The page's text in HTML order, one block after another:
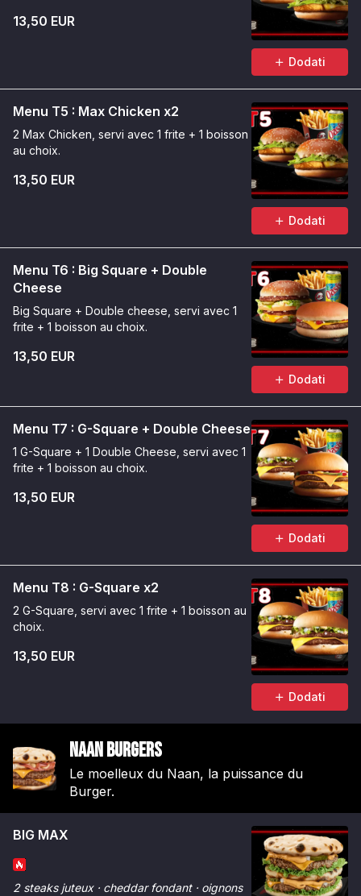
13,50 EUR
Dodati
Menu T5 : Max Chicken x2
2 Max Chicken, servi avec 1 frite + 1 boisson
au choix.
13,50 EUR
Dodati
Menu T6 : Big Square + Double
Cheese
Big Square + Double cheese, servi avec 1
frite + 1 boisson au choix.
13,50 EUR
Dodati
Menu T7 : G-Square + Double Cheese
1 G-Square + 1 Double Cheese, servi avec 1
frite + 1 boisson au choix.
13,50 EUR
Dodati
Menu T8 : G-Square x2
2 G-Square, servi avec 1 frite + 1 boisson au
choix.
13,50 EUR
Dodati
Naan Burgers
Le moelleux du Naan, la puissance du
Burger.
BIG MAX
2 steaks juteux · cheddar fondant · oignons